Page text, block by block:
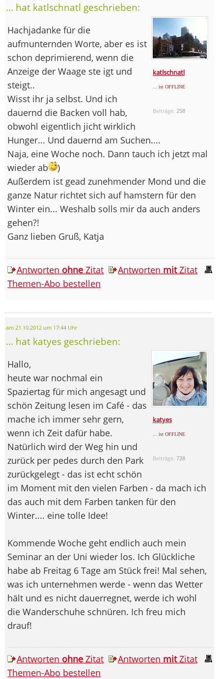
... hat katlschnatl geschrieben:
katlschnatl
... ist OFFLINE
Beiträge: 258
Hachjadanke für die
aufmunternden Worte, aber es ist
schon deprimierend, wenn die
Anzeige der Waage ste igt und
steigt..
Wisst ihr ja selbst. Und ich
dauernd die Backen voll hab,
obwohl eigentlich jicht wirklich
Hunger... Und dauernd am Suchen....
Naja, eine Woche noch. Dann tauch ich jetzt mal
wieder ab
)
Außerdem ist gead zunehmender Mond und die
ganze Natur richtet sich auf hamstern für den
Winter ein... Weshalb solls mir da auch anders
gehen?!
Ganz lieben Gruß, Katja
Antworten ohne Zitat Antworten mitZitat
Themen-Abo bestellen
am 21.10.2012 um 17:44 Uhr
... hat katyes geschrieben:
katyes
... ist OFFLINE
Beiträge:728
Hallo,
heute war nochmal ein
Spaziertag für mich angesagt und
schön Zeitung lesen im Café - das
mache ich immer sehr gern,
wenn ich Zeit dafür habe.
Natürlich wird der Weg hin und
zurück per pedes durch den Park
zurückgelegt - das ist echt schön
im Moment mit den vielen Farben - da mach ich
das auch mit dem Farben tanken für den
Winter.... eine tolle Idee!
Kommende Woche geht endlich auch mein
Seminar an der Uni wieder los. Ich Glückliche
habe ab Freitag 6 Tage am Stück frei! Mal sehen,
was ich unternehmen werde - wenn das Wetter
hält und es nicht dauerregnet, werde ich wohl
die Wanderschuhe schnüren. Ich freu mich
drauf!
Antworten ohne Zitat Antworten mitZitat
Themen-Abo bestellen